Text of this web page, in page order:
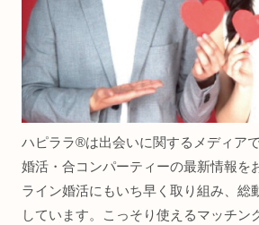
ハピララ®は出会いに関するメディア
婚活・合コンパーティーの最新情報を
ライン婚活にもいち早く取り組み、総
しています。こっそり使えるマッチン